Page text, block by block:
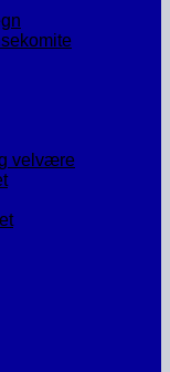
velvære